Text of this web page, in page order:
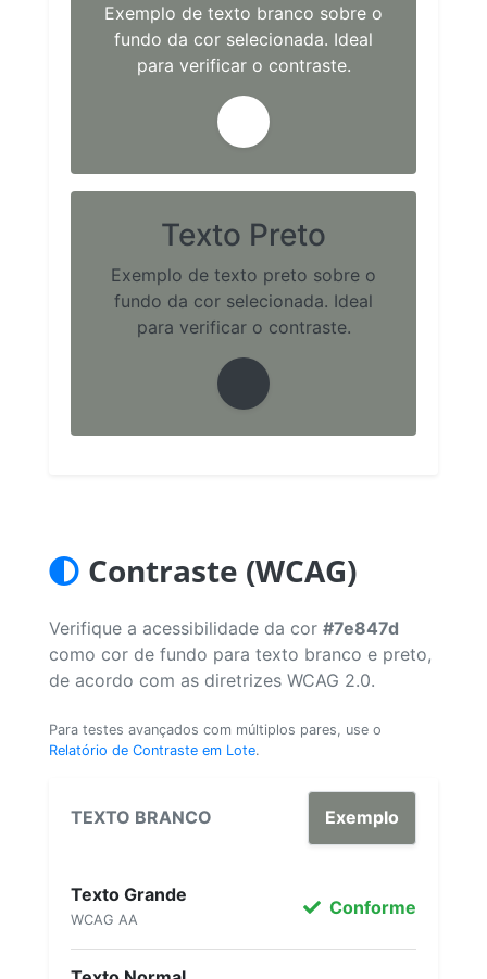
Exemplo de texto branco sobre o
fundo da cor selecionada. Ideal
para verificar o contraste.
Texto Preto
Exemplo de texto preto sobre o
fundo da cor selecionada. Ideal
para verificar o contraste.
Contraste (WCAG)
Verifique a acessibilidade da cor #7e847d
como cor de fundo para texto branco e preto,
de acordo com as diretrizes WCAG 2.0.
Para testes avançados com múltiplos pares, use o
Relatório de Contraste em Lote.
TEXTO BRANCO Exemplo
Texto Grande
WCAG AA
Conforme